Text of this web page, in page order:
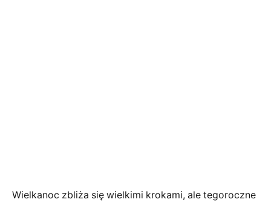
Wielkanoc zbliża się wielkimi krokami, ale tegoroczne